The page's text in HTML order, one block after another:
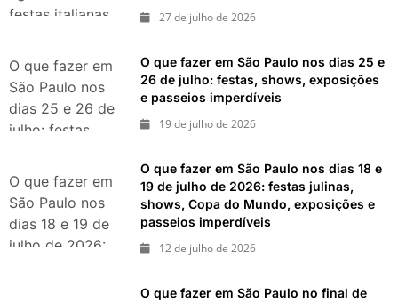
festas italianas,
exposições,
parques e
passeios
imperdíveis
27 de julho de 2026
O que fazer em
São Paulo nos
dias 25 e 26 de
julho: festas,
exposições e
passeios
imperdíveis
O que fazer em São Paulo nos dias 25 e
26 de julho: festas, shows, exposições
e passeios imperdíveis
19 de julho de 2026
O que fazer em
São Paulo nos
dias 18 e 19 de
julho de 2026:
O que fazer em São Paulo nos dias 18 e
19 de julho de 2026: festas julinas,
shows, Copa do Mundo, exposições e
passeios imperdíveis
12 de julho de 2026
O que fazer em São Paulo no final de